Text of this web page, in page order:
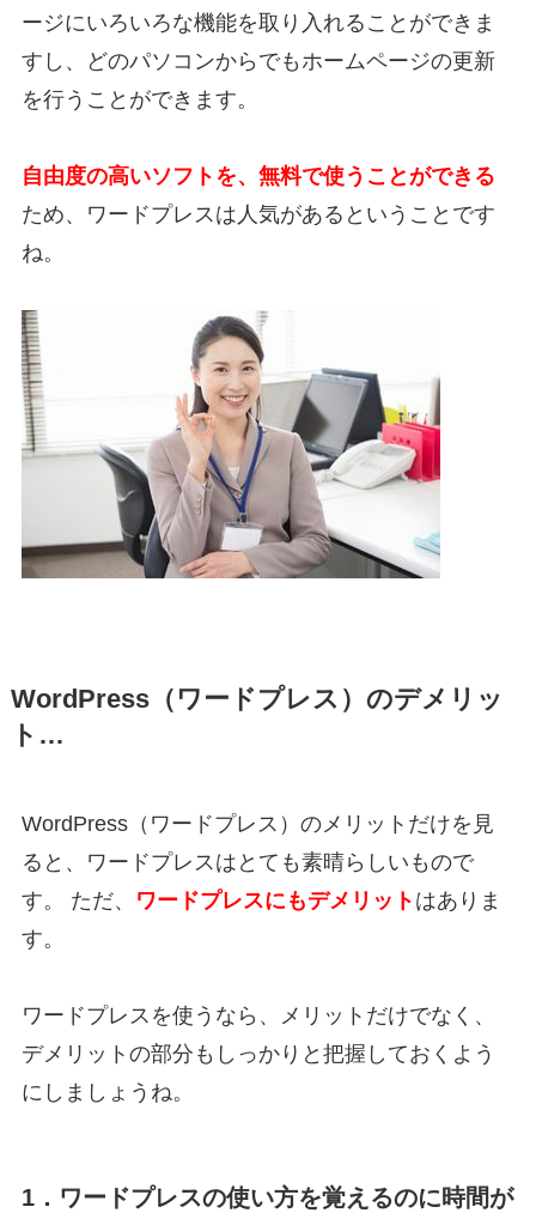
ージにいろいろな機能を取り入れることができま
すし、どのパソコンからでもホームページの更新
を行うことができます。
自由度の高いソフトを、無料で使うことができる
ため、ワードプレスは人気があるということです
ね。
WordPress（ワードプレス）のデメリッ
ト…
WordPress（ワードプレス）のメリットだけを見
ると、ワードプレスはとても素晴らしいもので
す。 ただ、
ワードプレスにもデメリット はありま
す。
ワードプレスを使うなら、メリットだけでなく、
デメリットの部分もしっかりと把握しておくよう
にしましょうね。
1．ワードプレスの使い方を覚えるのに時間が